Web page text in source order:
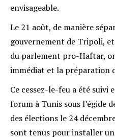
envisageable.
Le 21 août, de manière
gouvernement de Tripoli,
du parlement pro-Haftar,
immédiat et la préparation
Ce cessez-le-feu a été suivi
forum à Tunis sous l’égide
des élections le 24
sont tenus pour installer